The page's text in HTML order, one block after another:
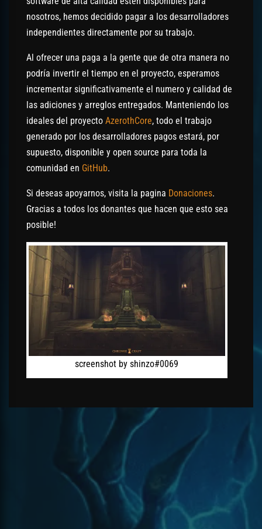
nosotros, hemos decidido pagar a los desarrolladores
independientes directamente por su trabajo.
Al ofrecer una paga a la gente que de otra manera no
podría invertir el tiempo en el proyecto, esperamos
incrementar significativamente el numero y calidad de
las adiciones y arreglos entregados. Manteniendo los
ideales del proyecto AzerothCore, todo el trabajo
generado por los desarrolladores pagos estará, por
supuesto, disponible y open source para toda la
comunidad en GitHub.
Si deseas apoyarnos, visita la pagina Donaciones.
Gracias a todos los donantes que hacen que esto sea
posible!
screenshot by shinzo#0069